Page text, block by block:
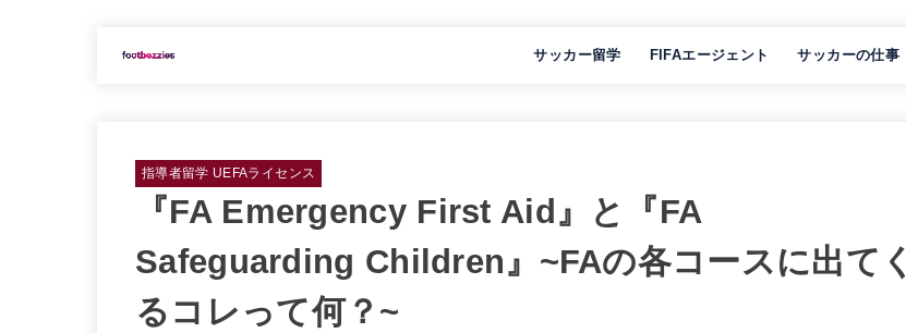
サッカー留学 FIFAエージェント サッカーの仕事
指導者留学 UEFAライセンス
『FA Emergency First Aid』と『FA
Safeguarding Children』~FAの各コースに出てく
るコレって何？~